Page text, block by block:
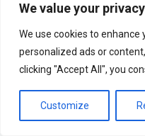
We value your privacy
We use cookies to enhance
personalized ads or
clicking "Accept All", you
Customize